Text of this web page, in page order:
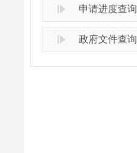
申请进度查询
政府文件查询